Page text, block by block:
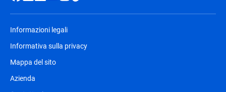
Informazioni legali
Informativa sulla privacy
Mappa del sito
Azienda